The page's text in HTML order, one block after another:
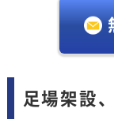
足場架設